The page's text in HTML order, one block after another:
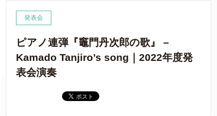
発表会
ピアノ連弾『竈門丹次郎の歌』 –
Kamado Tanjiro’s song｜2022年度発
表会演奏